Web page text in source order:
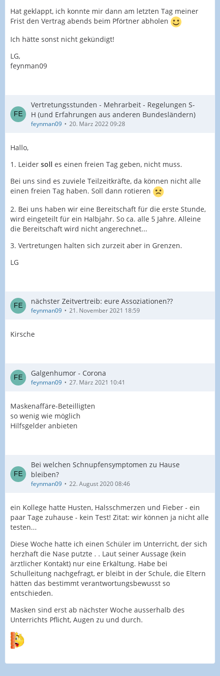
Hat geklappt, ich konnte mir dann am letzten Tag meiner
Frist den Vertrag abends beim Pförtner abholen
Ich hätte sonst nicht gekündigt!
LG,
feynman09
Vertretungsstunden - Mehrarbeit - Regelungen S-
H (und Erfahrungen aus anderen Bundesländern)
feynman09 20. März 2022 09:28
Hallo,
1. Leider soll es einen freien Tag geben, nicht muss.
Bei uns sind es zuviele Teilzeitkräfte, da können nicht alle
einen freien Tag haben. Soll dann rotieren
2. Bei uns haben wir eine Bereitschaft für die erste Stunde,
wird eingeteilt für ein Halbjahr. So ca. alle 5 Jahre. Alleine
die Bereitschaft wird nicht angerechnet...
3. Vertretungen halten sich zurzeit aber in Grenzen.
LG
nächster Zeitvertreib: eure Assoziationen??
feynman09 21. November 2021 18:59
Kirsche
Galgenhumor - Corona
feynman09 27. März 2021 10:41
Maskenaffäre-Beteilligten
so wenig wie möglich
Hilfsgelder anbieten
Bei welchen Schnupfensymptomen zu Hause
bleiben?
feynman09 22. August 2020 08:46
ein Kollege hatte Husten, Halsschmerzen und Fieber - ein
paar Tage zuhause - kein Test! Zitat: wir können ja nicht alle
testen...
Diese Woche hatte ich einen Schüler im Unterricht, der sich
herzhaft die Nase putzte . . Laut seiner Aussage (kein
ärztlicher Kontakt) nur eine Erkältung. Habe bei
Schulleitung nachgefragt, er bleibt in der Schule, die Eltern
hätten das bestimmt verantwortungsbewusst so
entschieden.
Masken sind erst ab nächster Woche ausserhalb des
Unterrichts Pflicht, Augen zu und durch.